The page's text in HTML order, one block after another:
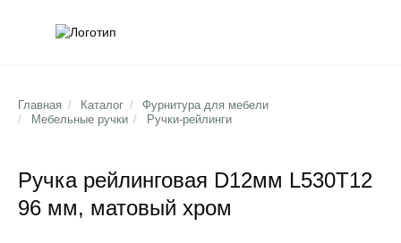
Главная / Каталог /
Фурнитура для мебели
/
Мебельные ручки / Ручки-рейлинги
Ручка рейлинговая D12мм L530T12
96 мм, матовый хром